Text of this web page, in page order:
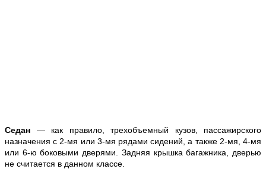
Седан — как правило, трехобъемный кузов, пассажирского
назначения с 2-мя или 3-мя рядами сидений, а также 2-мя, 4-мя
или 6-ю боковыми дверями. Задняя крышка багажника, дверью
не считается в данном классе.